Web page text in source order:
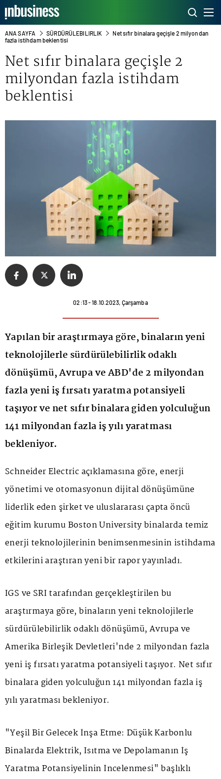
ANA SAYFA SÜRDÜRÜLEBILIRLIK
Net sıfır binalara geçişle 2 milyondan
fazla istihdam beklentisi
Net sıfır binalara geçişle 2
milyondan fazla istihdam
beklentisi
02:13 - 18.10.2023, Çarşamba
Yapılan bir araştırmaya göre, binaların yeni
teknolojilerle sürdürülebilirlik odaklı
dönüşümü, Avrupa ve ABD'de 2 milyondan
fazla yeni iş fırsatı yaratma potansiyeli
taşıyor ve net sıfır binalara giden yolculuğun
141 milyondan fazla iş yılı yaratması
bekleniyor.
Schneider Electric açıklamasına göre, enerji
yönetimi ve otomasyonun dijital dönüşümüne
liderlik eden şirket ve uluslararası çapta öncü
eğitim kurumu Boston University binalarda temiz
enerji teknolojilerinin benimsenmesinin istihdama
etkilerini araştıran yeni bir rapor yayınladı.
IGS ve SRI tarafından gerçekleştirilen bu
araştırmaya göre, binaların yeni teknolojilerle
sürdürülebilirlik odaklı dönüşümü, Avrupa ve
Amerika Birleşik Devletleri'nde 2 milyondan fazla
yeni iş fırsatı yaratma potansiyeli taşıyor. Net sıfır
binalara giden yolculuğun 141 milyondan fazla iş
yılı yaratması bekleniyor.
"Yeşil Bir Gelecek İnşa Etme: Düşük Karbonlu
Binalarda Elektrik, Isıtma ve Depolamanın İş
Yaratma Potansiyelinin İncelenmesi" başlıklı